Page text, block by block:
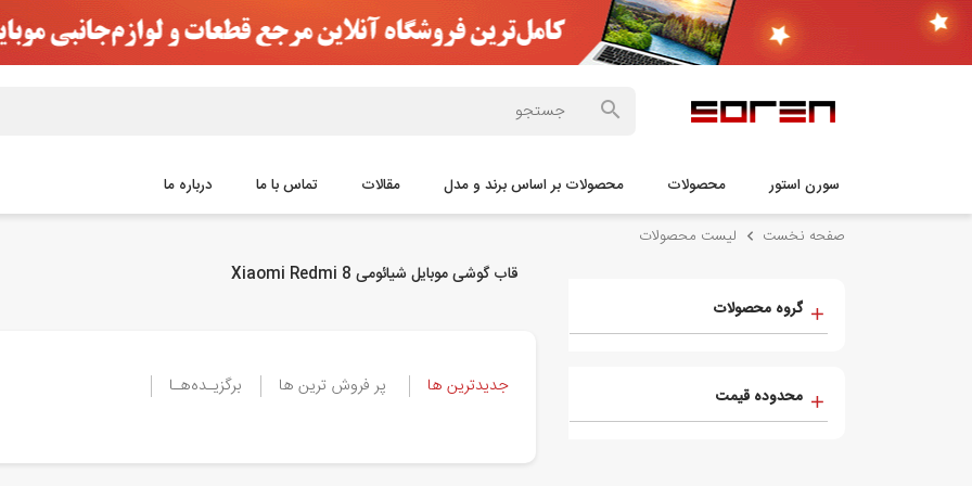
سورن استور محصولات محصولات بر اساس برند و مدل مقالات تماس با ما درباره ما
صفحه نخست لیست محصولات
گروه محصولات
محدوده قیمت
قاب گوشی موبایل شیائومی Xiaomi Redmi 8
جدیدترین ها پر فروش ترین ها برگزیـده‌هـا